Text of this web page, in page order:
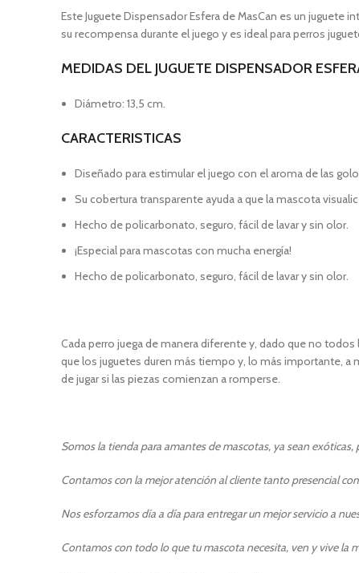
Este Juguete Dispensador Esfera de MasCan es un
su recompensa durante el juego y es ideal para perros
MEDIDAS DEL JUGUETE DISPENSADOR
Diámetro: 13,5 cm.
CARACTERISTICAS
Diseñado para estimular el juego con el aroma de las
Su cobertura transparente ayuda a que la mascota
Hecho de policarbonato, seguro, fácil de lavar y sin olor.
¡Especial para mascotas con mucha energía!
Hecho de policarbonato, seguro, fácil de lavar y sin olor.
Cada perro juega de manera diferente y, dado que no
que los juguetes duren más tiempo y, lo más importante, a
de jugar si las piezas comienzan a romperse.
Somos la tienda para amantes de mascotas, ya sean exóticas,
Contamos con la mejor atención al cliente tanto presencial
Nos esforzamos día a día para entregar un mejor servicio a
Contamos con todo lo que tu mascota necesita, ven y vive la